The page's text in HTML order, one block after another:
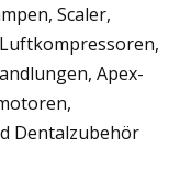
Scaler,
Apex-
Dentalzubehör